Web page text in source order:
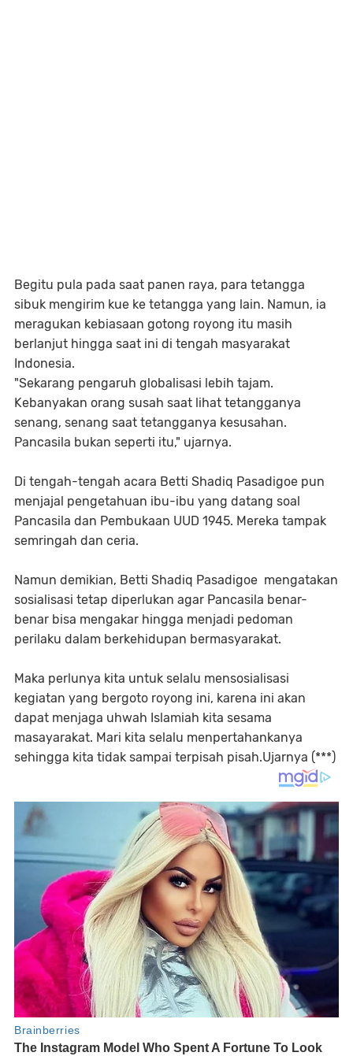
Begitu pula pada saat panen raya, para tetangga
sibuk mengirim kue ke tetangga yang lain. Namun, ia
meragukan kebiasaan gotong royong itu masih
berlanjut hingga saat ini di tengah masyarakat
Indonesia.
"Sekarang pengaruh globalisasi lebih tajam.
Kebanyakan orang susah saat lihat tetangganya
senang, senang saat tetangganya kesusahan.
Pancasila bukan seperti itu," ujarnya.
Di tengah-tengah acara Betti Shadiq Pasadigoe pun
menjajal pengetahuan ibu-ibu yang datang soal
Pancasila dan Pembukaan UUD 1945. Mereka tampak
semringah dan ceria.
Namun demikian, Betti Shadiq Pasadigoe mengatakan
sosialisasi tetap diperlukan agar Pancasila benar-
benar bisa mengakar hingga menjadi pedoman
perilaku dalam berkehidupan bermasyarakat.
Maka perlunya kita untuk selalu mensosialisasi
kegiatan yang bergoto royong ini, karena ini akan
dapat menjaga uhwah Islamiah kita sesama
masayarakat. Mari kita selalu menpertahankanya
sehingga kita tidak sampai terpisah pisah.Ujarnya (***)